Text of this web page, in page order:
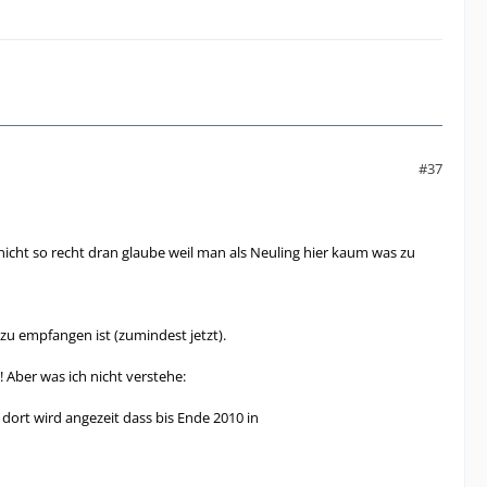
#37
so recht dran glaube weil man als Neuling hier kaum was zu
empfangen ist (zumindest jetzt).
was ich nicht verstehe:
wird angezeit dass bis Ende 2010 in